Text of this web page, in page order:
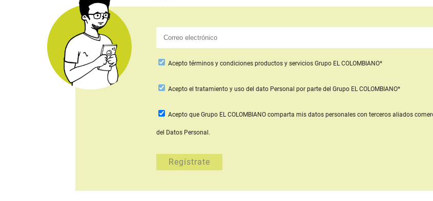
Acepto términos y condiciones productos y servicios Grupo EL COLOMBIANO*
Aceptoel tratamiento y uso del dato Personal por parte del Grupo EL COLOMBIANO*
Acepto que Grupo EL COLOMBIANO comparta mis datos personales con terceros aliados
del Datos Personal.